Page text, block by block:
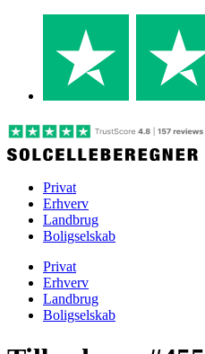
Privat
Erhverv
Landbrug
Boligselskab
Privat
Erhverv
Landbrug
Boligselskab